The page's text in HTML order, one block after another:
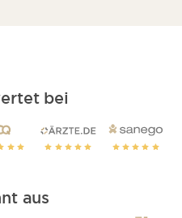
bei
aus